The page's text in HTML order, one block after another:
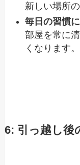
新しい場所
毎日の習慣
部屋を常に
くなります。
6: 引っ越し後